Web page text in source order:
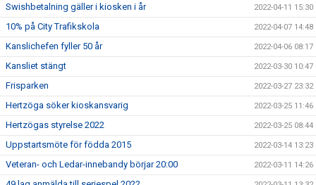
Swishbetalning gäller i kiosken i år 2022-04-11 15:30
10% på City Trafikskola 2022-04-07 14:48
Kanslichefen fyller 50 år 2022-04-06 08:17
Kansliet stängt 2022-03-30 10:47
Frisparken 2022-03-27 23:32
Hertzöga söker kioskansvarig 2022-03-25 11:46
Hertzögas styrelse 2022 2022-03-25 08:44
Uppstartsmöte för födda 2015 2022-03-14 13:23
Veteran- och Ledar-innebandy börjar 20:00 2022-03-11 14:26